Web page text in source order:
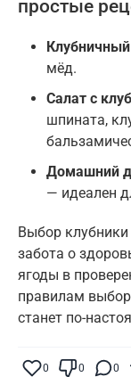
простые
мёд.
Салат с
шпината,
Домашний
— идеален
Выбор
забота о
ягоды в
правилам
станет по-
0 0 0